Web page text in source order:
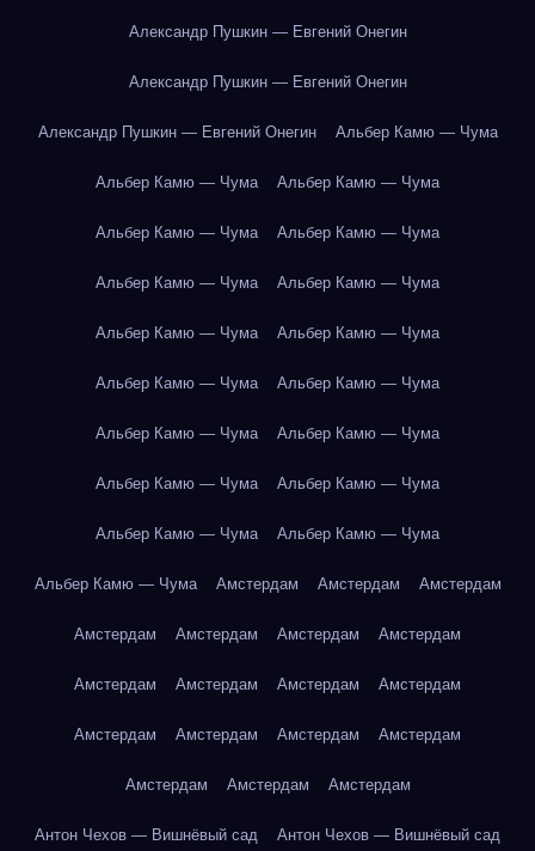
Александр Пушкин — Евгений Онегин
Александр Пушкин — Евгений Онегин
Александр Пушкин — Евгений Онегин Альбер Камю — Чума
Альбер Камю — Чума Альбер Камю — Чума
Альбер Камю — Чума Альбер Камю — Чума
Альбер Камю — Чума Альбер Камю — Чума
Альбер Камю — Чума Альбер Камю — Чума
Альбер Камю — Чума Альбер Камю — Чума
Альбер Камю — Чума Альбер Камю — Чума
Альбер Камю — Чума Альбер Камю — Чума
Альбер Камю — Чума Альбер Камю — Чума
Альбер Камю — Чума Амстердам Амстердам Амстердам
Амстердам Амстердам Амстердам Амстердам
Амстердам Амстердам Амстердам Амстердам
Амстердам Амстердам Амстердам Амстердам
Амстердам Амстердам Амстердам
Антон Чехов — Вишнёвый сад Антон Чехов — Вишнёвый сад